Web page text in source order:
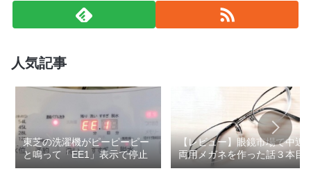
人気記事
東芝の洗濯機がピーピーピー
と鳴って「EE1」表示で停止
【レビュー】眼鏡市場で中近
両用メガネを作った話３本目